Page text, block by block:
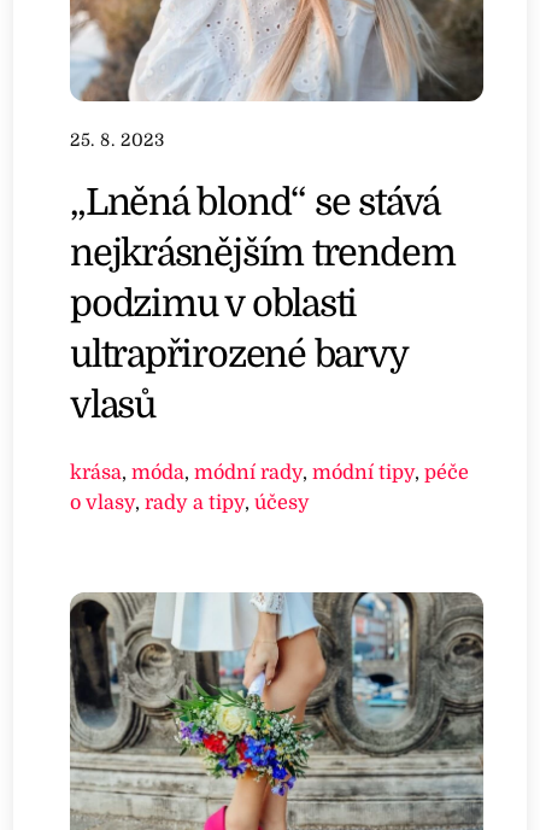
25. 8. 2023
„Lněná blond“ se stává
nejkrásnějším trendem
podzimu v oblasti
ultrapřirozené barvy
vlasů
krása,móda,módní rady,módní tipy,péče
o vlasy,rady a tipy,účesy